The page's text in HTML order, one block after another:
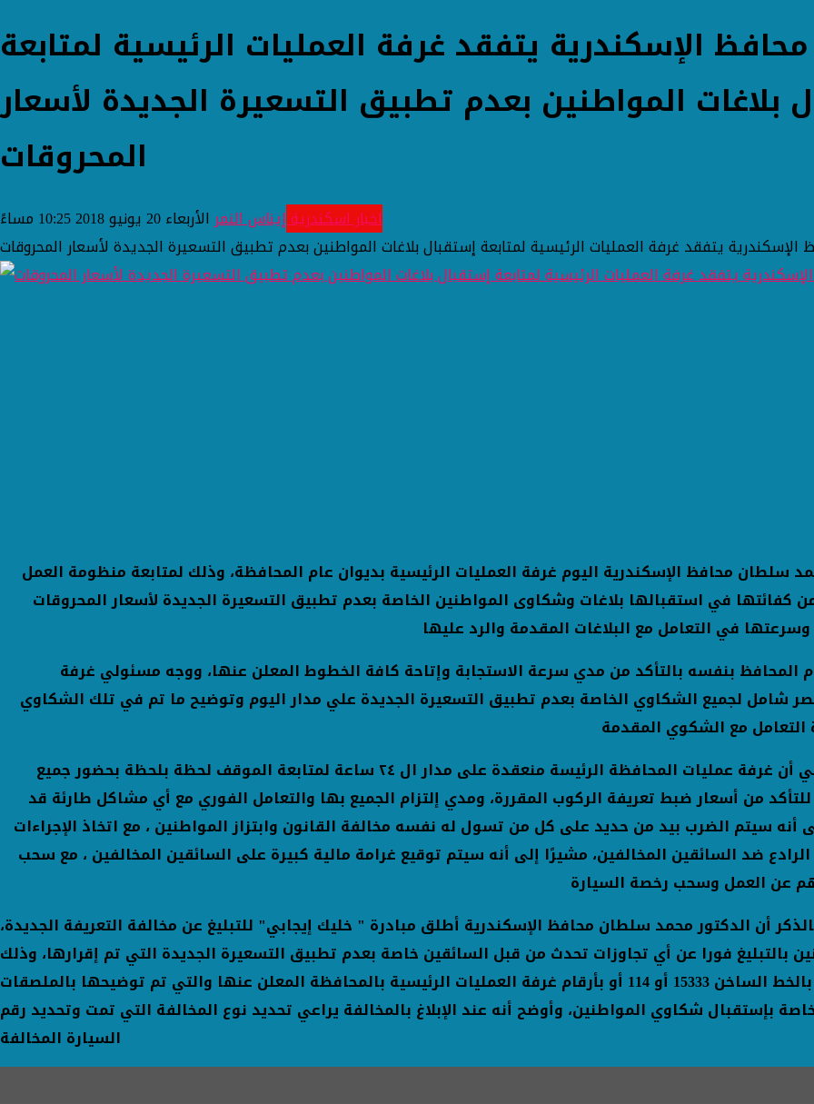
محافظ الإسكندرية يتفقد غرفة العمليات الرئيسية لمتابعة
بلاغات المواطنين بعدم تطبيق التسعيرة الجديدة لأسعار
المحروقات
اخبار اسكندريةإيناس النمر الأربعاء 20 يونيو 2018 10:25 مساءً
الإسكندرية يتفقد غرفة العمليات الرئيسية لمتابعة إستقبال بلاغات المواطنين بعدم تطبيق التسعيرة الجديدة لأسعار المحروقات
سلطان محافظ الإسكندرية اليوم غرفة العمليات الرئيسية بديوان عام المحافظة، وذلك لمتابعة منظومة العمل
من كفائتها في استقبالها بلاغات وشكاوى المواطنين الخاصة بعدم تطبيق التسعيرة الجديدة لأسعار المحروقات
وسرعتها في التعامل مع البلاغات المقدمة والرد عليها
المحافظ بنفسه بالتأكد من مدي سرعة الاستجابة وإتاحة كافة الخطوط المعلن عنها، ووجه مسئولي غرفة
شامل لجميع الشكاوي الخاصة بعدم تطبيق التسعيرة الجديدة علي مدار اليوم وتوضيح ما تم في تلك الشكاوي
التعامل مع الشكوي المقدمة
وأكد المحافظ علي أن غرفة عمليات المحافظة الرئيسة منعقدة على مدار ال ٢٤ ساعة لمتابعة الموقف لحظة بلحظة بحضور جميع
للتأكد من أسعار ضبط تعريفة الركوب المقررة، ومدي إلتزام الجميع بها والتعامل الفوري مع أي مشاكل طارئة قد
سيتم الضرب بيد من حديد على كل من تسول له نفسه مخالفة القانون وابتزاز المواطنين ، مع اتخاذ الإجراءات
الرادع ضد السائقين المخالفين، مشيرًا إلى أنه سيتم توقيع غرامة مالية كبيرة على السائقين المخالفين ، مع سحب
عن العمل وسحب رخصة السيارة
أن الدكتور محمد سلطان محافظ الإسكندرية أطلق مبادرة " خليك إيجابي" للتبليغ عن مخالفة التعريفة الجديدة،
بالتبليغ فورا عن أي تجاوزات تحدث من قبل السائقين خاصة بعدم تطبيق التسعيرة الجديدة التي تم إقرارها، وذلك
بالاتصال بالخط الساخن 15333 أو 114 أو بأرقام غرفة العمليات الرئيسية بالمحافظة المعلن عنها والتي تم توضيحها بالملصقات
بإستقبال شكاوي المواطنين، وأوضح أنه عند الإبلاغ بالمخالفة يراعي تحديد نوع المخالفة التي تمت وتحديد رقم
السيارة المخالفة